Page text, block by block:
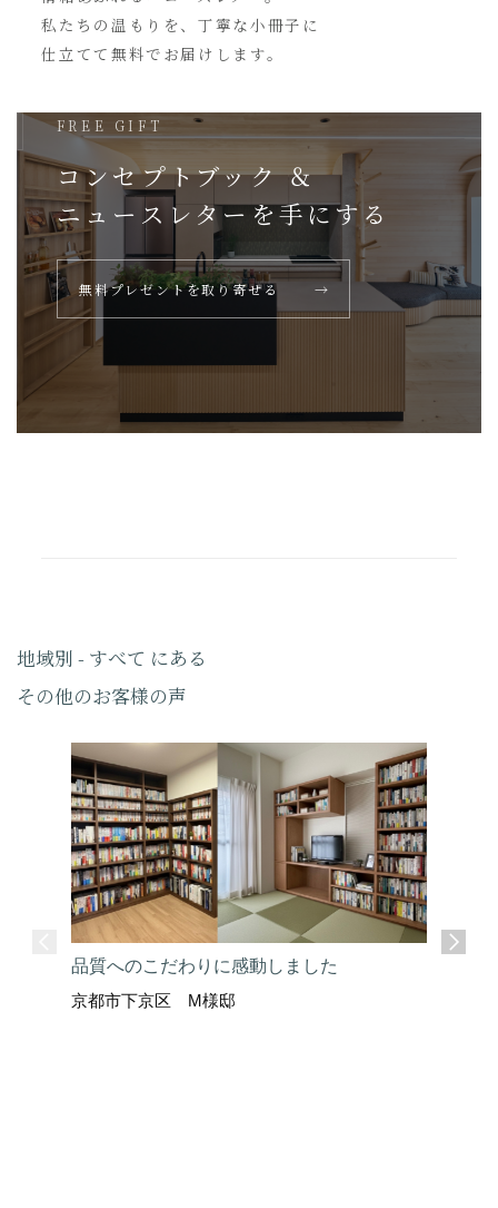
私たちの温もりを、丁寧な小冊子に
仕立てて無料でお届けします。
FREE GIFT
コンセプトブック ＆
ニュースレターを手にする
無料プレゼントを取り寄せる →
地域別 - すべて にある
その他のお客様の声
品質へのこだわりに感動しました
京都市下京区 M様邸